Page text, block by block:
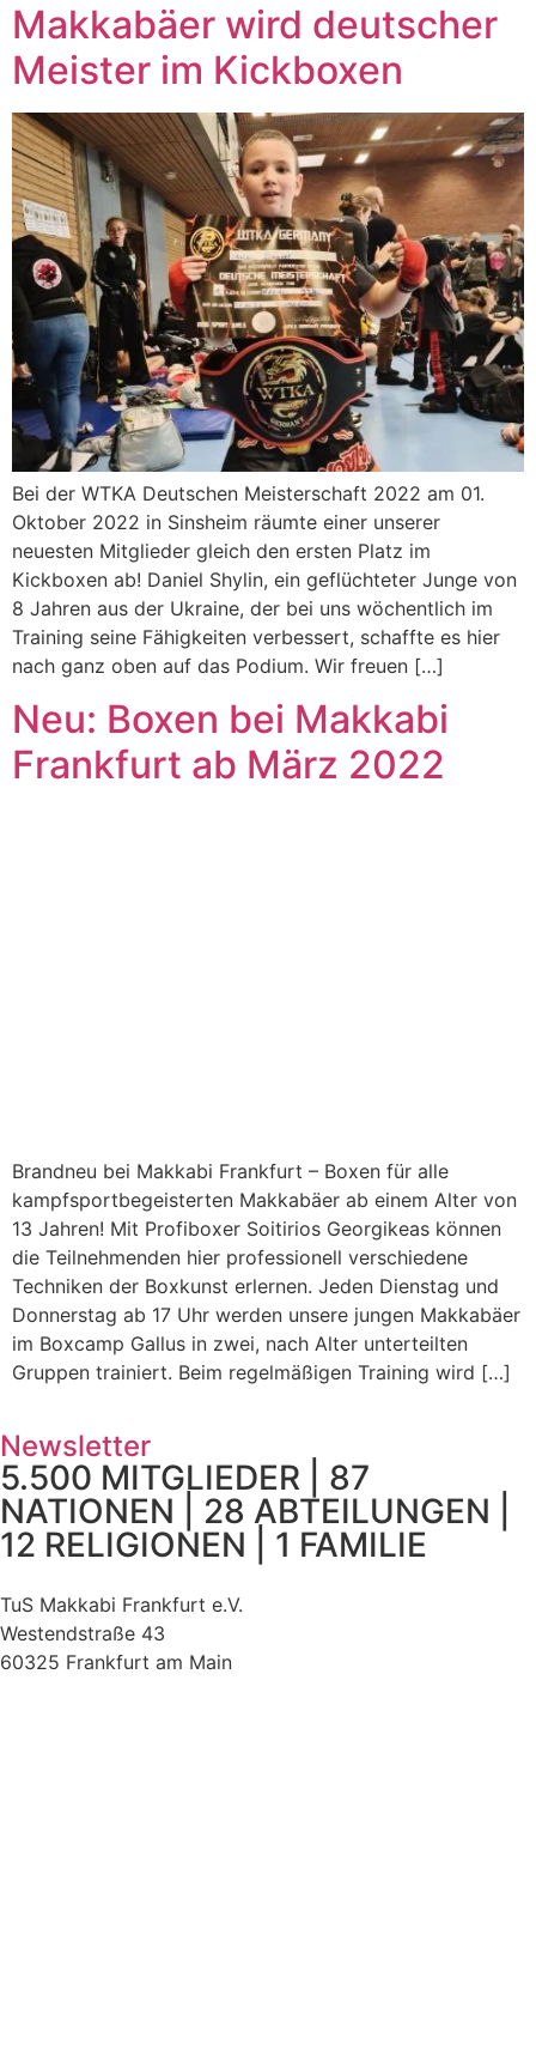
Makkabäer wird deutscher
Meister im Kickboxen
Bei der WTKA Deutschen Meisterschaft 2022 am 01.
Oktober 2022 in Sinsheim räumte einer unserer
neuesten Mitglieder gleich den ersten Platz im
Kickboxen ab! Daniel Shylin, ein geflüchteter Junge von
8 Jahren aus der Ukraine, der bei uns wöchentlich im
Training seine Fähigkeiten verbessert, schaffte es hier
nach ganz oben auf das Podium. Wir freuen […]
Neu: Boxen bei Makkabi
Frankfurt ab März 2022
Brandneu bei Makkabi Frankfurt – Boxen für alle
kampfsportbegeisterten Makkabäer ab einem Alter von
13 Jahren! Mit Profiboxer Soitirios Georgikeas können
die Teilnehmenden hier professionell verschiedene
Techniken der Boxkunst erlernen. Jeden Dienstag und
Donnerstag ab 17 Uhr werden unsere jungen Makkabäer
im Boxcamp Gallus in zwei, nach Alter unterteilten
Gruppen trainiert. Beim regelmäßigen Training wird […]
Newsletter
5.500 MITGLIEDER | 87
NATIONEN | 28 ABTEILUNGEN |
12 RELIGIONEN | 1 FAMILIE
TuS Makkabi Frankfurt e.V.
Westendstraße 43
60325 Frankfurt am Main